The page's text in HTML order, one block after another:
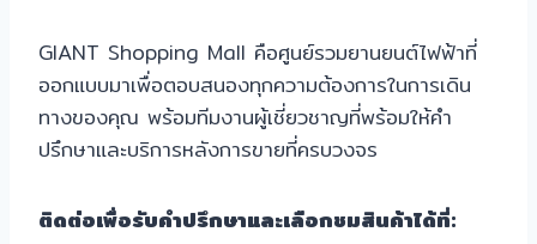
GIANT Shopping Mall คือศูนย์รวมยานยนต์ไฟฟ้าที่
ออกแบบมาเพื่อตอบสนองทุกความต้องการในการเดิน
ทางของคุณ พร้อมทีมงานผู้เชี่ยวชาญที่พร้อมให้คำ
ปรึกษาและบริการหลังการขายที่ครบวงจร
ติดต่อเพื่อรับคำปรึกษาและเลือกชมสินค้าได้ที่: